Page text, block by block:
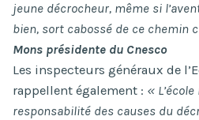
jeune décrocheur, même si
bien, sort cabossé de ce chemin
Mons présidente du Cnesco
Les inspecteurs généraux de
rappellent également : «
responsabilité des causes du